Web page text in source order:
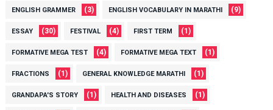
ENGLISH GRAMMER (3) ENGLISH VOCABULARY IN MARATHI (9)
ESSAY (30) FESTIVAL (4) FIRST TERM (1)
FORMATIVE MEGA TEST (4) FORMATIVE MEGA TEXT (1)
FRACTIONS (1) GENERAL KNOWLEDGE MARATHI (1)
GRANDAPA'S STORY (1) HEALTH AND DISEASES (1)